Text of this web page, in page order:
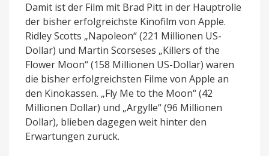
Damit ist der Film mit Brad Pitt in der Hauptrolle
der bisher erfolgreichste Kinofilm von Apple.
Ridley Scotts „Napoleon“ (221 Millionen US-
Dollar) und Martin Scorseses „Killers of the
Flower Moon“ (158 Millionen US-Dollar) waren
die bisher erfolgreichsten Filme von Apple an
den Kinokassen. „Fly Me to the Moon“ (42
Millionen Dollar) und „Argylle“ (96 Millionen
Dollar), blieben dagegen weit hinter den
Erwartungen zurück.